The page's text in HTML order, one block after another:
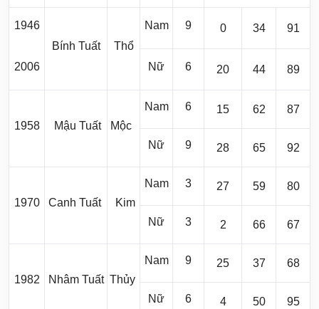
1946
2006
Bính Tuất Thổ
Nam 9 0 34 91
Nữ 6 20 44 89
1958 Mậu Tuất Mộc
Nam 6 15 62 87
Nữ 9 28 65 92
1970 Canh Tuất Kim
Nam 3 27 59 80
Nữ 3 2 66 67
1982 Nhâm Tuất Thủy
Nam 9 25 37 68
Nữ 6 4 50 95